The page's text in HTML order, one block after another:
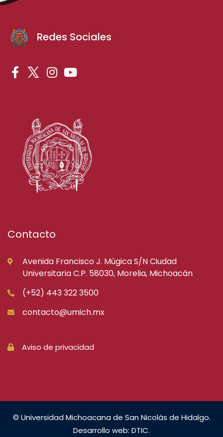
Redes Sociales
Contacto
Avenida Francisco J. Múgica S/N Ciudad
Universitaria C.P. 58030, Morelia, Michoacán
(+52) 443 322 3500
contacto@umich.mx
Aviso de privacidad
© Universidad Michoacana de San Nicolás de Hidalgo.
Desarrollo web: DTIC.